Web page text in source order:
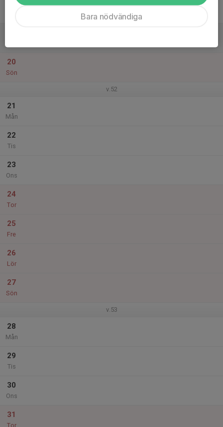
20
Sön
v.52
21
Mån
22
Tis
23
Ons
24
Tor
25
Fre
26
Lör
27
Sön
v.53
28
Mån
29
Tis
30
Ons
31
Tor
Bara nödvändiga